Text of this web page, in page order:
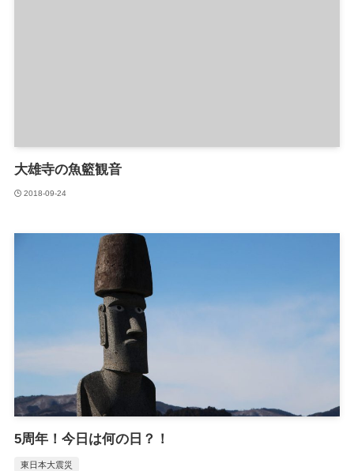
大雄寺の魚籃観音
2018-09-24
5周年！今日は何の日？！
東日本大震災